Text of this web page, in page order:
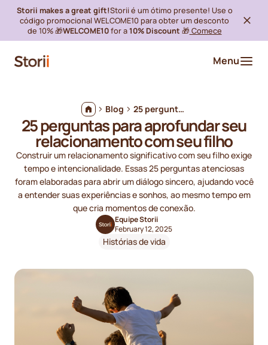
Storii makes a great gift!Storii é um ótimo presente! Use o
código promocional WELCOME10 para obter um desconto
de 10% 🎁WELCOME10for a10% Discount 🎁 Comece
Menu
Blog 25 perguntas para aprofundar seu relacionamento com seu filho
25 perguntas para aprofundar seu
relacionamento com seu filho
Construir um relacionamento significativo com seu filho exige
tempo e intencionalidade. Essas 25 perguntas atenciosas
foram elaboradas para abrir um diálogo sincero, ajudando você
a entender suas experiências e sonhos, ao mesmo tempo em
que cria momentos de conexão.
Equipe Storii
February 12, 2025
Histórias de vida